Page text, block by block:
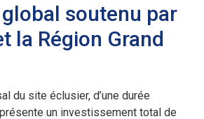
soutenu par
la Région Grand
du site éclusier, d’une durée
un investissement total de